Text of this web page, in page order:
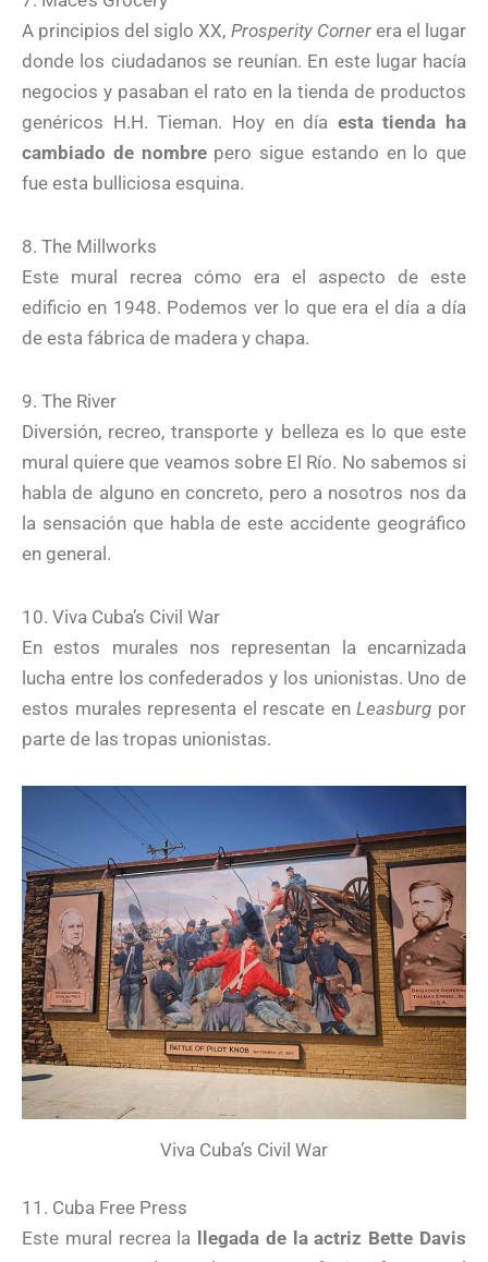
A principios del siglo XX, Prosperity Cornerera el lugar
donde los ciudadanos se reunían. En este lugar hacía
negocios y pasaban el rato en la tienda de productos
genéricos H.H. Tieman. Hoy en día esta tienda ha
cambiado de nombrepero sigue estando en lo que
fue esta bulliciosa esquina.
8. The Millworks
Este mural recrea cómo era el aspecto de este
edificio en 1948. Podemos ver lo que era el día a día
de esta fábrica de madera y chapa.
9. The River
Diversión, recreo, transporte y belleza es lo que este
mural quiere que veamos sobre El Río. No sabemos si
habla de alguno en concreto, pero a nosotros nos da
la sensación que habla de este accidente geográfico
en general.
10. Viva Cuba’s Civil War
En estos murales nos representan la encarnizada
lucha entre los confederados y los unionistas. Uno de
estos murales representa el rescate enLeasburg por
parte de las tropas unionistas.
Viva Cuba’s Civil War
11. Cuba Free Press
Este mural recrea la
llegada de la actriz Bette Davis